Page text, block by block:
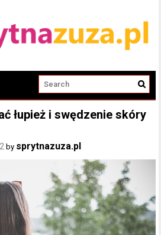
łupież i swędzenie skóry
by sprytnazuza.pl